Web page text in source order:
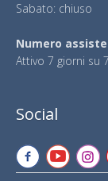
Sabato: chiuso
Numero
Attivo 7 giorni su
Social